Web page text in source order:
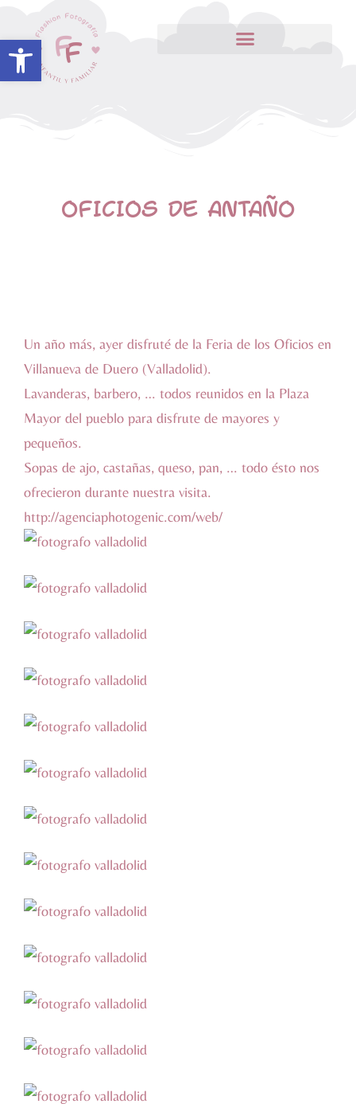
Abrir barra de herramientas
OFICIOS DE ANTAÑO
Un año más, ayer disfruté de la Feria de los Oficios en
Villanueva de Duero (Valladolid).
Lavanderas, barbero, … todos reunidos en la Plaza
Mayor del pueblo para disfrute de mayores y
pequeños.
Sopas de ajo, castañas, queso, pan, … todo ésto nos
ofrecieron durante nuestra visita.
http://agenciaphotogenic.com/web/